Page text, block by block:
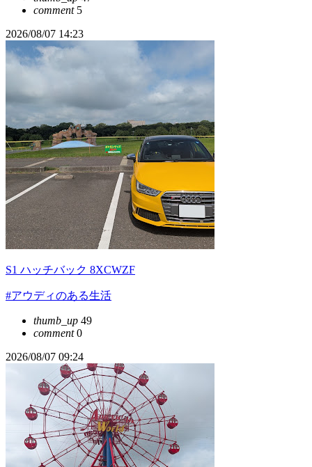
comment5
2026/08/07 14:23
S1 ハッチバック 8XCWZF
#アウディのある生活
thumb_up 49
comment0
2026/08/07 09:24